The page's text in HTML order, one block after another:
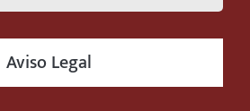
Aviso Legal